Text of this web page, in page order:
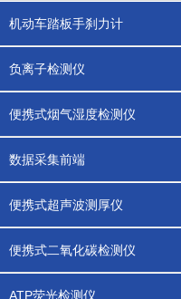
机动车踏板手刹力计
负离子检测仪
便携式烟气湿度检测仪
数据采集前端
便携式超声波测厚仪
便携式二氧化碳检测仪
ATP荧光检测仪